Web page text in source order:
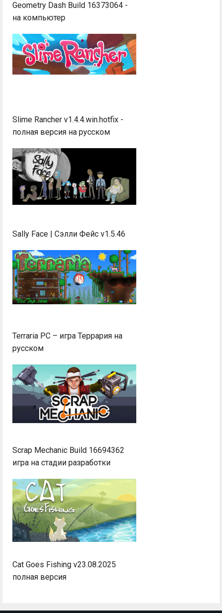
Geometry Dash Build 16373064 -
на компьютер
Slime Rancher v1.4.4.win.hotfix -
полная версия на русском
Sally Face | Сэлли Фейс v1.5.46
Terraria PC – игра Террария на
русском
Scrap Mechanic Build 16694362
игра на стадии разработки
Cat Goes Fishing v23.08.2025
полная версия